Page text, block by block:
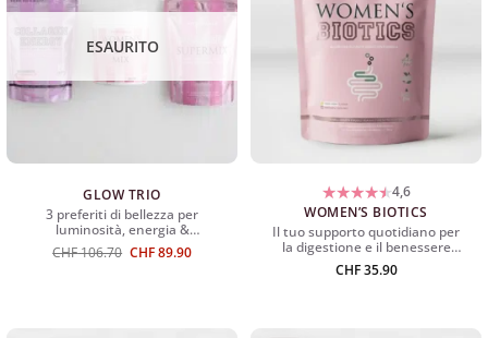
ESAURITO
GLOW TRIO
3 preferiti di bellezza per
luminosità, energia &
benessere.
CHF106.70 Il
CHF89.90Prezzo
4,6
WOMEN’S BIOTICS
Il tuo supporto quotidiano per
la digestione e il benessere
intestinale.
CHF35.90